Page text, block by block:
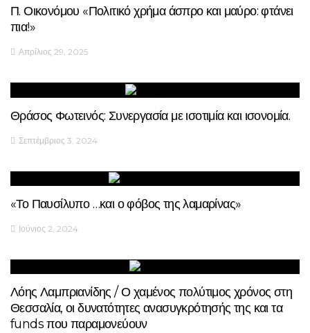
Π. Οικονόμου «Πολιτικό χρήμα άσπρο και μαύρο: φτάνει
πια!»
Απρίλιος 29, 2025
Θράσος Φωτεινός: Συνεργασία με ισοτιμία και ισονομία.
Σεπτέμβριος 3, 2024
«Το Παυσίλυπο …και ο φόβος της λαμαρίνας»
Ιούνιος 2, 2024
Λόης Λαμπριανίδης / Ο χαμένος πολύτιμος χρόνος στη
Θεσσαλία, οι δυνατότητες ανασυγκρότησής της και τα
funds που παραμονεύουν